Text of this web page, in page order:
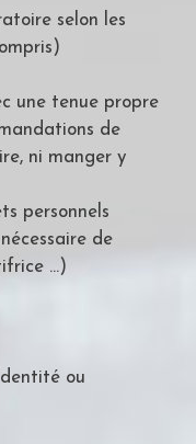
selon les
une tenue propre
de
ni manger y
personnels
de
…)
ou